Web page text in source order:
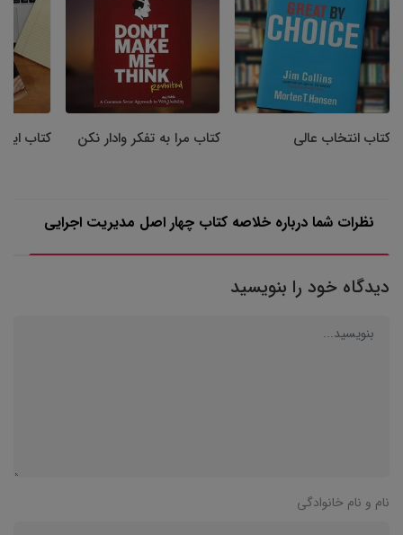
کتاب انتخاب عالی کتاب مرا به تفکر وادار نکن کتاب
نظرات شما درباره خلاصه کتاب چهار اصل مدیریت اجرایی
دیدگاه خود را بنویسید
نام و نام خانوادگی